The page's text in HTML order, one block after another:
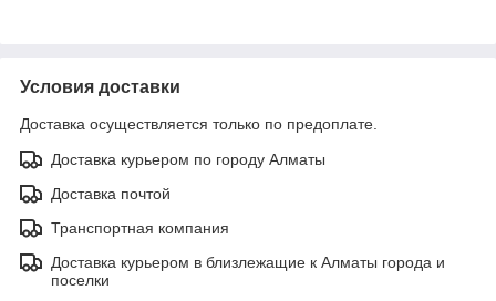
Условия доставки
Доставка осуществляется только по предоплате.
Доставка курьером по городу Алматы
Доставка почтой
Транспортная компания
Доставка курьером в близлежащие к Алматы города и
поселки